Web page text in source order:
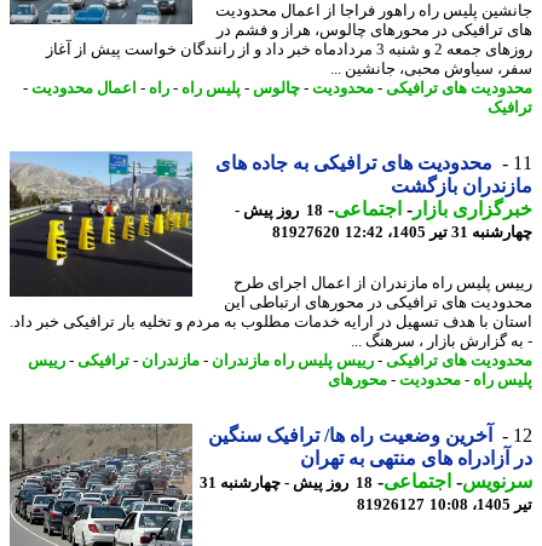
پلیس راه راهور فراجا از اعمال محدودیت
ترافیکی در محورهای چالوس، هراز و فشم در
روزهای جمعه 2 و شنبه 3 مردادماه خبر داد و از رانندگان خواست پیش از آغاز
سیاوش محبی، جانشین ...
های ترافیکی-محدودیت-چالوس-پلیس راه- راه - اعمال محدودیت-
محدودیت های ترافیکی به جاده های
بازگشت
بازار- اجتماعی-
18 روز پیش -
31 تیر 1405، 12:42
81927620
پلیس راه مازندران از اعمال اجرای طرح
های ترافیکی در محورهای ارتباطی این
با هدف تسهیل در ارایه خدمات مطلوب به مردم و تخلیه بار ترافیکی خبر داد.
گزارش بازار ، سرهنگ ...
های ترافیکی-رییس پلیس راه مازندران- مازندران- ترافیکی-رییس
راه- محدودیت-محورهای
آخرین وضعیت راه ها/ ترافیک سنگین
های منتهی به تهران
-اجتماعی-
18 روز پیش - چهارشنبه 31
81926127